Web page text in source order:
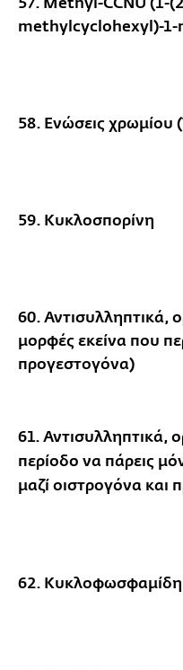
methylcyclohexyl)-
58. Ενώσεις χρωμίου
59. Κυκλοσπορίνη
60. Αντισυλληπτικά,
μορφές εκείνα που
προγεστογόνα)
61. Αντισυλληπτικά,
περίοδο να πάρεις
μαζί οιστρογόνα και
62. Κυκλοφωσφαμίδη